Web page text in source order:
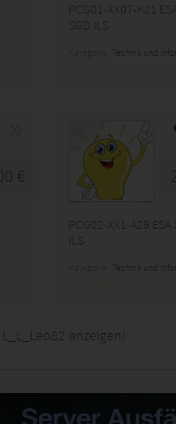
PCG01-XX07-K21
SGD ILS
Technik und
€
PCG02-XX1-A29 ESA
ILS
Technik und
anzeigen!